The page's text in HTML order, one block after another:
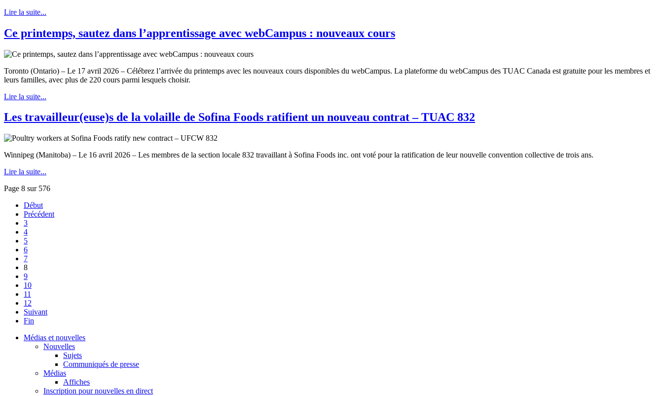
Lire la suite...
Ce printemps, sautez dans l’apprentissage avec webCampus : nouveaux cours
Toronto (Ontario) – Le 17 avril 2026 – Célébrez l’arrivée du printemps avec les nouveaux cours disponibles du webCampus. La plateforme du webCampus des TUAC Canada est gratuite pour les membres et
leurs familles, avec plus de 220 cours parmi lesquels choisir.
Lire la suite...
Les travailleur(euse)s de la volaille de Sofina Foods ratifient un nouveau contrat – TUAC 832
Winnipeg (Manitoba) – Le 16 avril 2026 – Les membres de la section locale 832 travaillant à Sofina Foods inc. ont voté pour la ratification de leur nouvelle convention collective de trois ans.
Lire la suite...
Page 8 sur 576
Début
Précédent
3
4
5
6
7
8
9
10
11
12
Suivant
Fin
Médias et nouvelles
Nouvelles
Sujets
Communiqués de presse
Médias
Affiches
Inscription pour nouvelles en direct